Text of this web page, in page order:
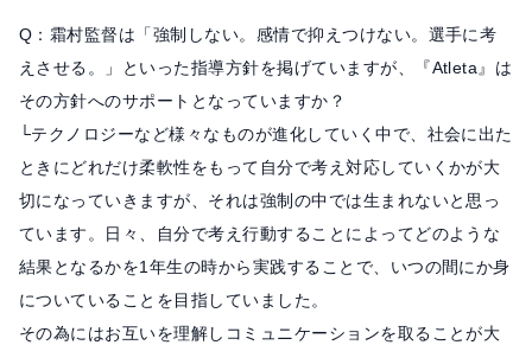
Q：霜村監督は「強制しない。感情で抑えつけない。選手に考
えさせる。」といった指導方針を掲げていますが、『Atleta』は
その方針へのサポートとなっていますか？
└テクノロジーなど様々なものが進化していく中で、社会に出た
ときにどれだけ柔軟性をもって自分で考え対応していくかが大
切になっていきますが、それは強制の中では生まれないと思っ
ています。日々、自分で考え行動することによってどのような
結果となるかを1年生の時から実践することで、いつの間にか身
についていることを目指していました。
その為にはお互いを理解しコミュニケーションを取ることが大